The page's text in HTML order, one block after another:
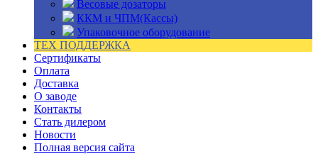
Весовые дозаторы
ККМ и ЧПМ(Кассы)
Упаковочное оборудование
ТЕХ ПОДДЕРЖКА
Сертификаты
Оплата
Доставка
О заводе
Контакты
Стать дилером
Новости
Полная версия сайта